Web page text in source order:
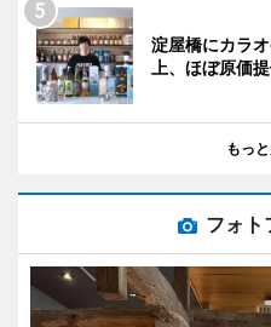
淀屋橋にカラ
上、ほぼ原価
もっ
フォト